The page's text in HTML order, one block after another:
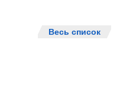
Весь список